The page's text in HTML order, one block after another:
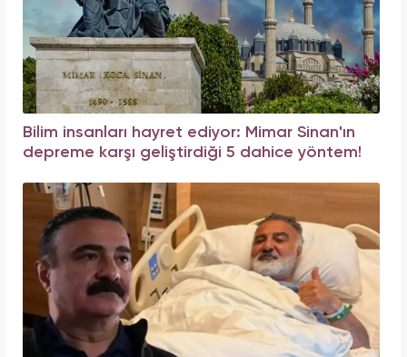
Bilim insanları hayret ediyor: Mimar Sinan'ın
depreme karşı geliştirdiği 5 dahice yöntem!